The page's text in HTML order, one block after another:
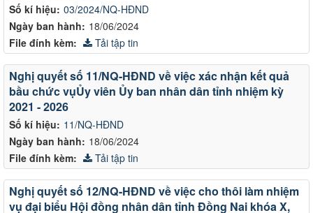
Số kí hiệu: 03/2024/NQ-HĐND
Ngày ban hành: 18/06/2024
File đính kèm: Tải tập tin
Số kí hiệu: 11/NQ-HĐND
Ngày ban hành: 18/06/2024
Nghị quyết số 11/NQ-HĐND về việc xác nhận kết quả
bầu chức vụỦy viên Ủy ban nhân dân tỉnh nhiệm kỳ
2021 - 2026
File đính kèm: Tải tập tin
Nghị quyết số 12/NQ-HĐND về việc cho thôi làm nhiệm
vụ đại biểu Hội đồng nhân dân tỉnh Đồng Nai khóa X,